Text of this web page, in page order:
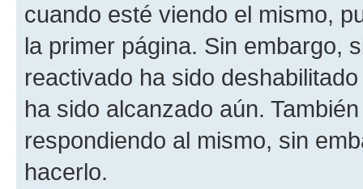
cuando esté viendo el mismo,
la primer página. Sin embargo,
reactivado ha sido
ha sido alcanzado aún.
respondiendo al mismo, sin
hacerlo.